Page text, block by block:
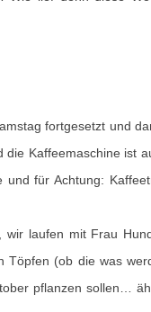
C
H
0
/
2
0
fortgesetzt und
Kaffeemaschine ist
für Achtung:
wir laufen mit Frau
(ob die was
pflanzen sollen…